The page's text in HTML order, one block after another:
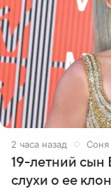
2 часа назад
19-летний сын
слухи о ее